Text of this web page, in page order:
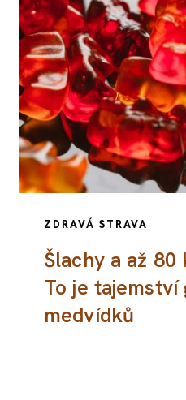
ZDRAVÁ STRAVA
Šlachy a až
To je tajemství
medvídků